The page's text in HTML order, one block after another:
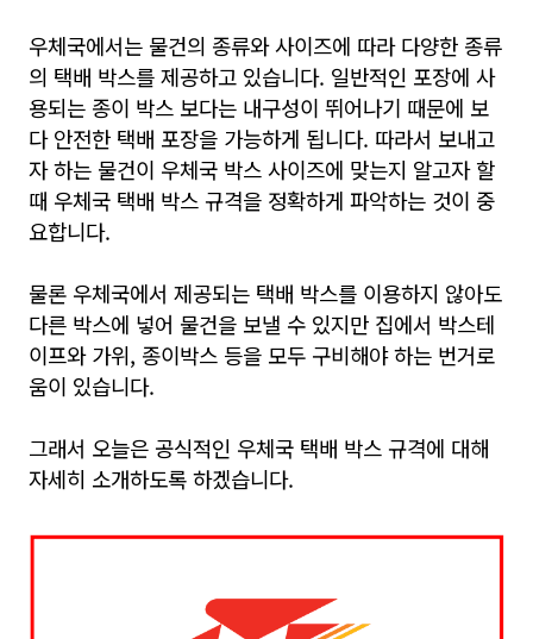
우체국에서는 물건의 종류와 사이즈에 따라 다양한 종류
의 택배 박스를 제공하고 있습니다. 일반적인 포장에 사
용되는 종이 박스 보다는 내구성이 뛰어나기 때문에 보
다 안전한 택배 포장을 가능하게 됩니다. 따라서 보내고
자 하는 물건이 우체국 박스 사이즈에 맞는지 알고자 할
때 우체국 택배 박스 규격을 정확하게 파악하는 것이 중
요합니다.
물론 우체국에서 제공되는 택배 박스를 이용하지 않아도
다른 박스에 넣어 물건을 보낼 수 있지만 집에서 박스테
이프와 가위, 종이박스 등을 모두 구비해야 하는 번거로
움이 있습니다.
그래서 오늘은 공식적인 우체국 택배 박스 규격에 대해
자세히 소개하도록 하겠습니다.